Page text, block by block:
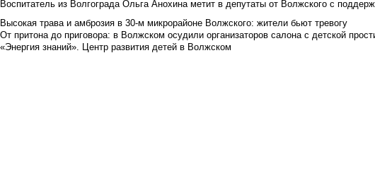
Воспитатель из Волгограда Ольга Анохина метит в депутаты от Волжского с
Высокая трава и амброзия в 30‑м микрорайоне Волжского: жители бьют тревогу
От притона до приговора: в Волжском осудили организаторов салона с детской
«Энергия знаний». Центр развития детей в Волжском